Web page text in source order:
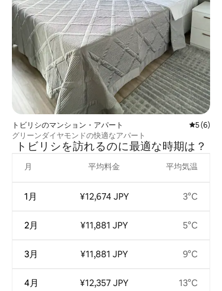
トビリシのマンション・アパート レビュー
5 (6)
グリーンダイヤモンドの快適なアパート
トビリシを訪⁠れ⁠るの⁠に最⁠適⁠な時⁠期⁠は⁠？
月
1月
2月
3月
4月
平均料金
¥12,674 JPY
¥11,881 JPY
¥11,881 JPY
¥12,357 JPY
平均気温
3°C
5°C
9°C
13°C